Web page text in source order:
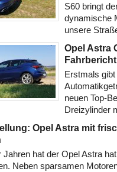
S60 bringt
dynamische
unsere
Opel Astra
Erstmals
neuen Top-
Dreizylinder
Opel Astra mit
Jahren hat der Opel Astra
Neben sparsamen